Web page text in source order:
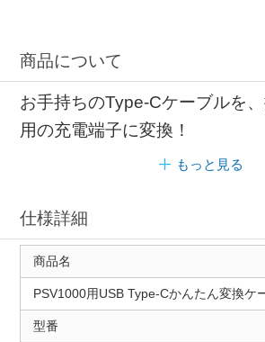
商品について
お手持ちのType-Cケーブルを
用の充電端子に変換！
もっと見る
仕様詳細
商品名
PSV1000用USB Type-Cかんたん変換ケ
型番